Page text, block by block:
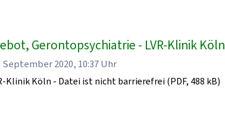
Gerontopsychiatrie - LVR-Klinik Köln
2020, 10:37 Uhr
Klinik Köln - Datei ist nicht barrierefrei (PDF, 488 kB)